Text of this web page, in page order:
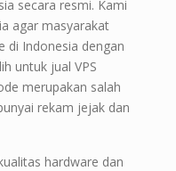
secara resmi. Kami
agar masyarakat
di Indonesia dengan
untuk jual VPS
merupakan salah
rekam jejak dan
hardware dan